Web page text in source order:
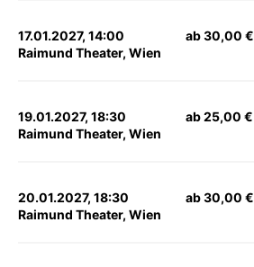
17.01.2027, 14:00
Raimund Theater, Wien
ab 30,00 €
19.01.2027, 18:30
Raimund Theater, Wien
ab 25,00 €
20.01.2027, 18:30
Raimund Theater, Wien
ab 30,00 €